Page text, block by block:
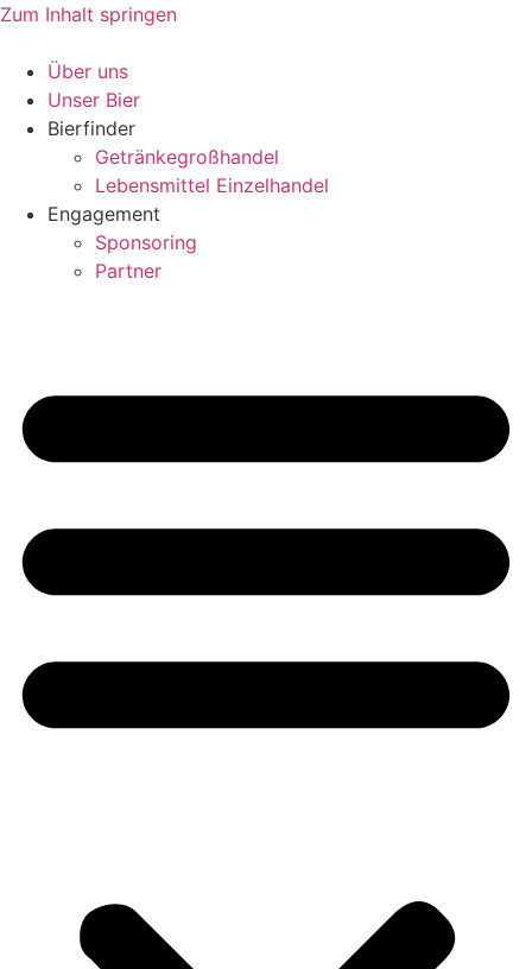
Zum Inhalt springen
Über uns
Unser Bier
Bierfinder
Getränkegroßhandel
Lebensmittel Einzelhandel
Engagement
Sponsoring
Partner